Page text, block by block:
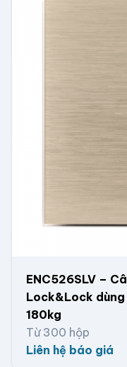
ENC526SLV –
Lock&Lock
180kg
Từ 300 hộp
Liên hệ báo giá